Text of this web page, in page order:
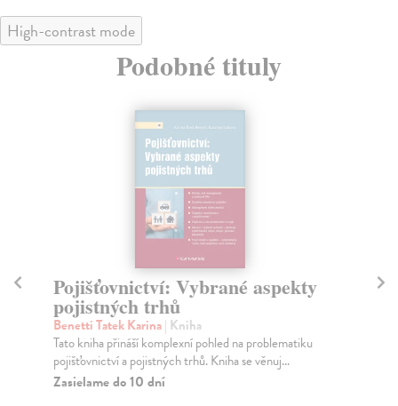
High-contrast mode
Podobné tituly
Pojišťovnictví: Vybrané aspekty
pojistných trhů
Benetti Tatek Karina| Kniha
Tato kniha přináší komplexní pohled na problematiku
pojišťovnictví a pojistných trhů. Kniha se věnuj...
Zasielame do 10 dní